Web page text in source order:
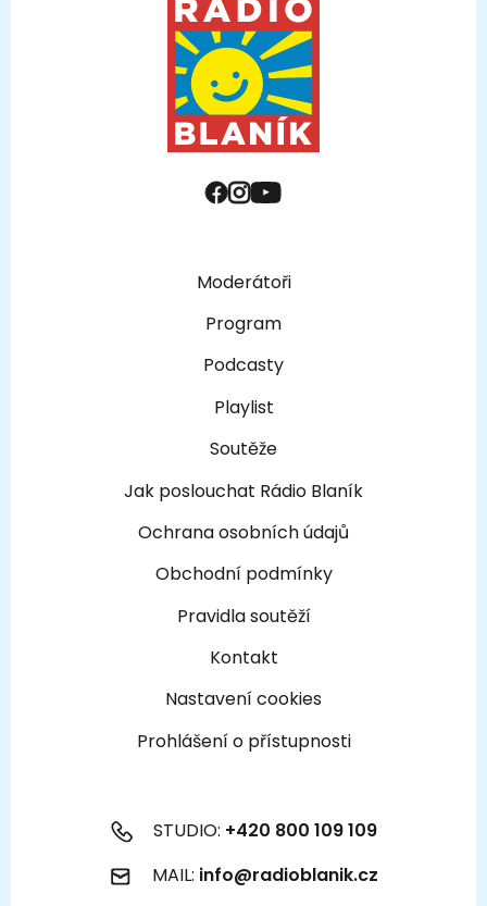
Moderátoři
Program
Podcasty
Playlist
Soutěže
Jak poslouchat Rádio Blaník
Ochrana osobních údajů
Obchodní podmínky
Pravidla soutěží
Kontakt
Nastavení cookies
Prohlášení o přístupnosti
STUDIO: +420 800 109 109
MAIL: info@radioblanik.cz